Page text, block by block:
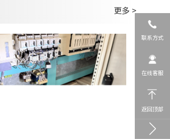
更多 >
联系方式
在线客服
返回顶部